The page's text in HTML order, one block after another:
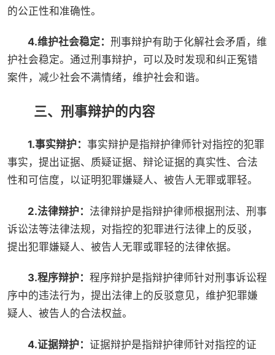
的公正性和准确性。
4.维护社会稳定：刑事辩护有助于化解社会矛盾，维
护社会稳定。通过刑事辩护，可以及时发现和纠正冤错
案件，减少社会不满情绪，维护社会和谐。
三、刑事辩护的内容
1.事实辩护：事实辩护是指辩护律师针对指控的犯罪
事实，提出证据、质疑证据、辩论证据的真实性、合法
性和可信度，以证明犯罪嫌疑人、被告人无罪或罪轻。
2.法律辩护： 法律辩护是指辩护律师根据刑法、刑事
诉讼法等法律法规，对指控的犯罪进行法律上的反驳，
提出犯罪嫌疑人、被告人无罪或罪轻的法律依据。
3.程序辩护：程序辩护是指辩护律师针对刑事诉讼程
序中的违法行为，提出法律上的反驳意见，维护犯罪嫌
疑人、被告人的合法权益。
4.证据辩护：证据辩护是指辩护律师针对指控的证